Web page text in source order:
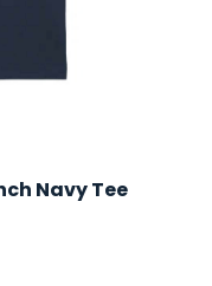
Navy Tee